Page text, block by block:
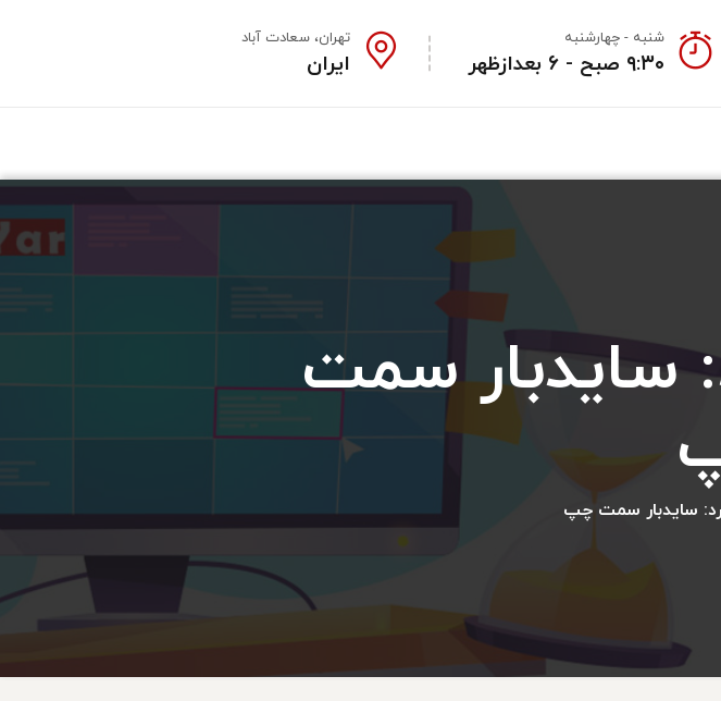
شنبه - چهارشنبه
۹:۳۰ صبح - ۶ بعدازظهر
تهران، سعادت آباد
ایران
سایدبار سمت
سایدبار سمت چپ